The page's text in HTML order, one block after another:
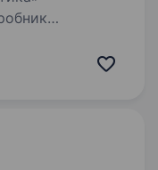
Наша ТМ